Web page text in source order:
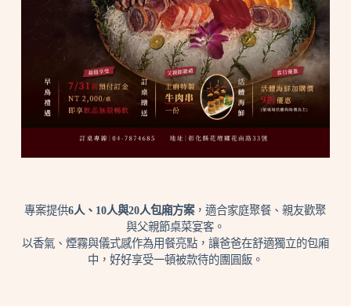
專案提供6人、10人與20人包廂方案，適合家庭聚餐、親友歡聚
與父親節桌菜宴客。
以香氣、煙霧與儀式感作為用餐亮點，讓爸爸在舒適獨立的包廂
中，好好享受一頓被款待的團圓飯。